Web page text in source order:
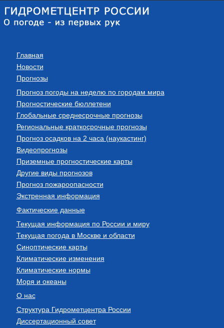
Главная
Новости
Прогнозы
Прогноз погоды на неделю по городам мира
Прогностические бюллетени
Глобальные среднесрочные прогнозы
Региональные краткосрочные прогнозы
Прогноз осадков на 2 часа (наукастинг)
Видеопрогнозы
Приземные прогностические карты
Другие виды прогнозов
Прогноз пожароопасности
Экстренная информация
Фактические данные
Текущая информация по России и миру
Текущая погода в Москве и области
Синоптические карты
Климатические изменения
Климатические нормы
Моря и океаны
О нас
Структура Гидрометцентра России
Диссертационный совет